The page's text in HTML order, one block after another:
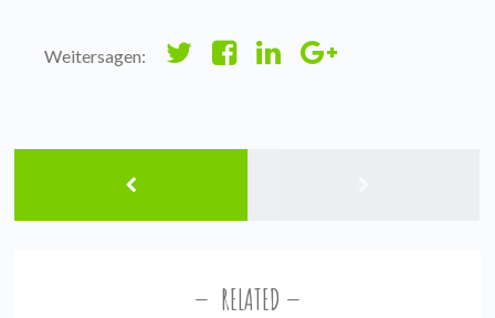
Weitersagen:
RELATED